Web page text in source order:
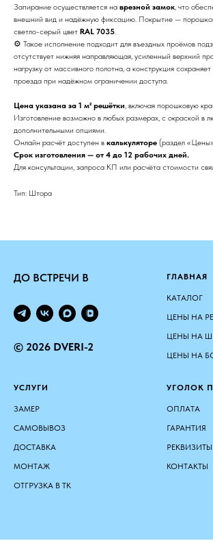
Запирание осуществляется на врезной замок, что
внешний вид и надёжную фиксацию. Покрытие —
светло-серый цвет RAL 7035.
⚙ Такое исполнение подходит для въездных проёмов
отсутствует нижняя направляющая, усиленный верхний
нагрузку от массивного полотна, а конструкция
проезда при надёжном ограничении доступа.
Цена указана за 1 м² решётки, включая порошковую
Изготовление возможно в любых размерах, с окраской в
дополнительными опциями.
Онлайн расчёт доступен в калькуляторе (раздел
Срок изготовления — от 4 до 12 рабочих дней.
Для консультации, запроса КП или расчёта стоимости
Тип: Штора
ДО ВСТРЕЧИ В
© 2026 DVERI-2
ГЛАВНАЯ
КАТАЛОГ
ЦЕНЫ НА
ЦЕНЫ НА
ЦЕНЫ НА
УСЛУГИ
ЗАМЕР
САМОВЫВОЗ
ДОСТАВКА
МОНТАЖ
ОТГРУЗКА В ТК
УГОЛОК
ОПЛАТА
ГАРАНТИЯ
РЕКВИЗИТЫ
КОНТАКТЫ